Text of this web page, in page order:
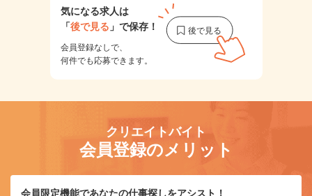
気になる求人は
「後で見る 」で保存！
会員登録なしで、
何件でも応募できます。
クリエイトバイト
会員登録のメリット
会員限定機能であなたの仕事探しをアシスト！